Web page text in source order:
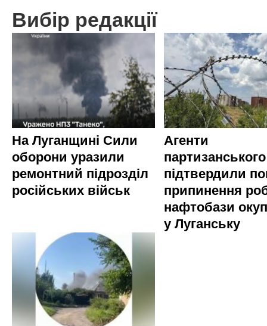
Вибір редакції
На Луганщині Сили
оборони уразили
ремонтний підрозділ
російських військ
Агенти
підтвердили
припинення
нафтобази
у Луганську